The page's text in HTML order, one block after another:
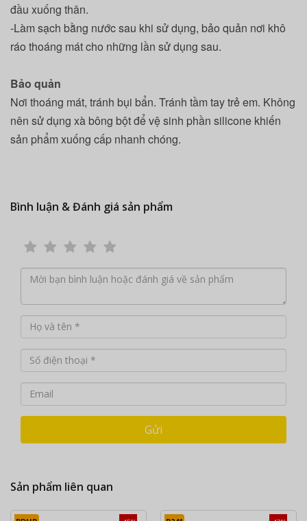
đầu xuống thân.
-Làm sạch bằng nước sau khi sử dụng, bảo quản nơi khô
ráo thoáng mát cho những lần sử dụng sau.
Bảo quản
Nơi thoáng mát, tránh bụi bẩn. Tránh tầm tay trẻ em. Không
nên sử dụng xà bông bột để vệ sinh phần silicone khiến
sản phẩm xuống cấp nhanh chóng.
Bình luận & Đánh giá sản phẩm
Gửi
Sản phẩm liên quan